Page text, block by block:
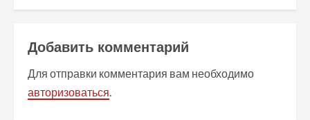
ж
и
т
ь
Добавить комментарий
Для отправки комментария вам необходимо
авторизоваться.